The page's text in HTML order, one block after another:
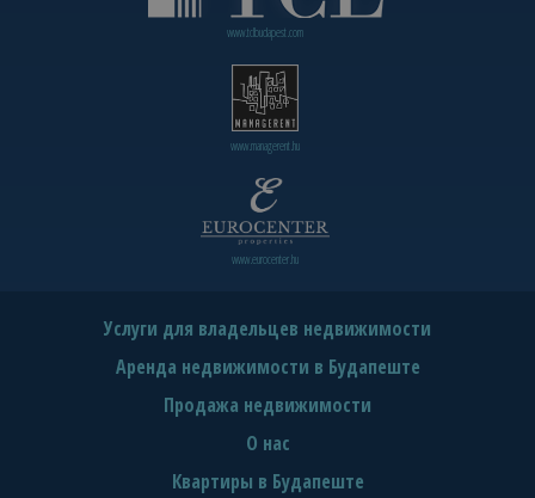
www.tclbudapest.com
www.managerent.hu
www.eurocenter.hu
Услуги для владельцев недвижимости
Аренда недвижимости в Будапеште
Продажа недвижимости
О нас
Квартиры в Будапеште